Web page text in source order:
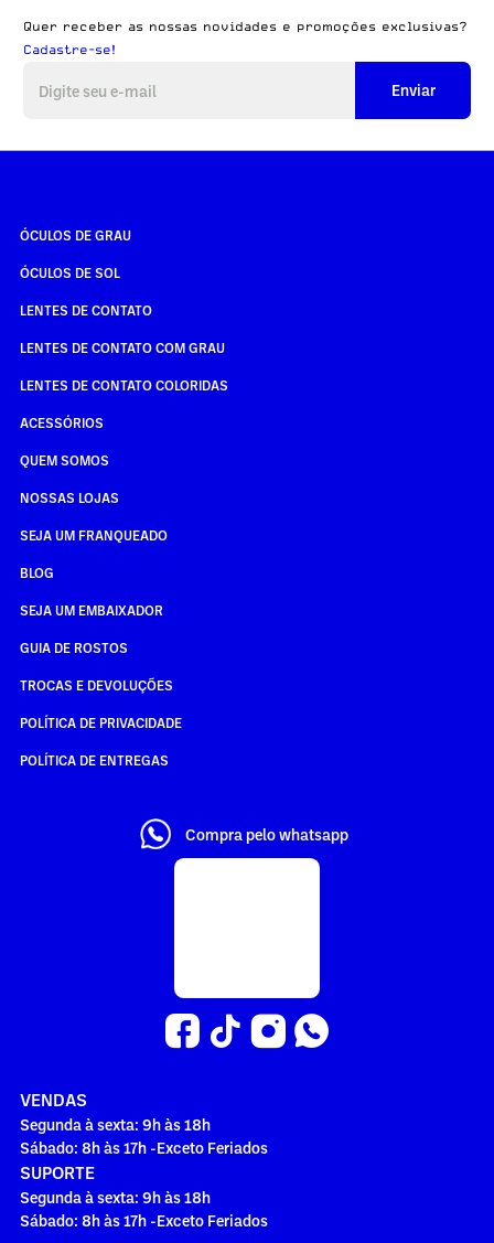
Quer receber as nossas novidades e promoções exclusivas?
Cadastre-se!
Enviar
ÓCULOS DE GRAU
ÓCULOS DE SOL
LENTES DE CONTATO
LENTES DE CONTATO COM GRAU
LENTES DE CONTATO COLORIDAS
ACESSÓRIOS
QUEM SOMOS
NOSSAS LOJAS
SEJA UM FRANQUEADO
BLOG
SEJA UM EMBAIXADOR
GUIA DE ROSTOS
TROCAS E DEVOLUÇÕES
POLÍTICA DE PRIVACIDADE
POLÍTICA DE ENTREGAS
Compra pelo whatsapp
VENDAS
Segunda à sexta: 9h às 18h
Sábado: 8h às 17h -Exceto Feriados
SUPORTE
Segunda à sexta: 9h às 18h
Sábado: 8h às 17h -Exceto Feriados